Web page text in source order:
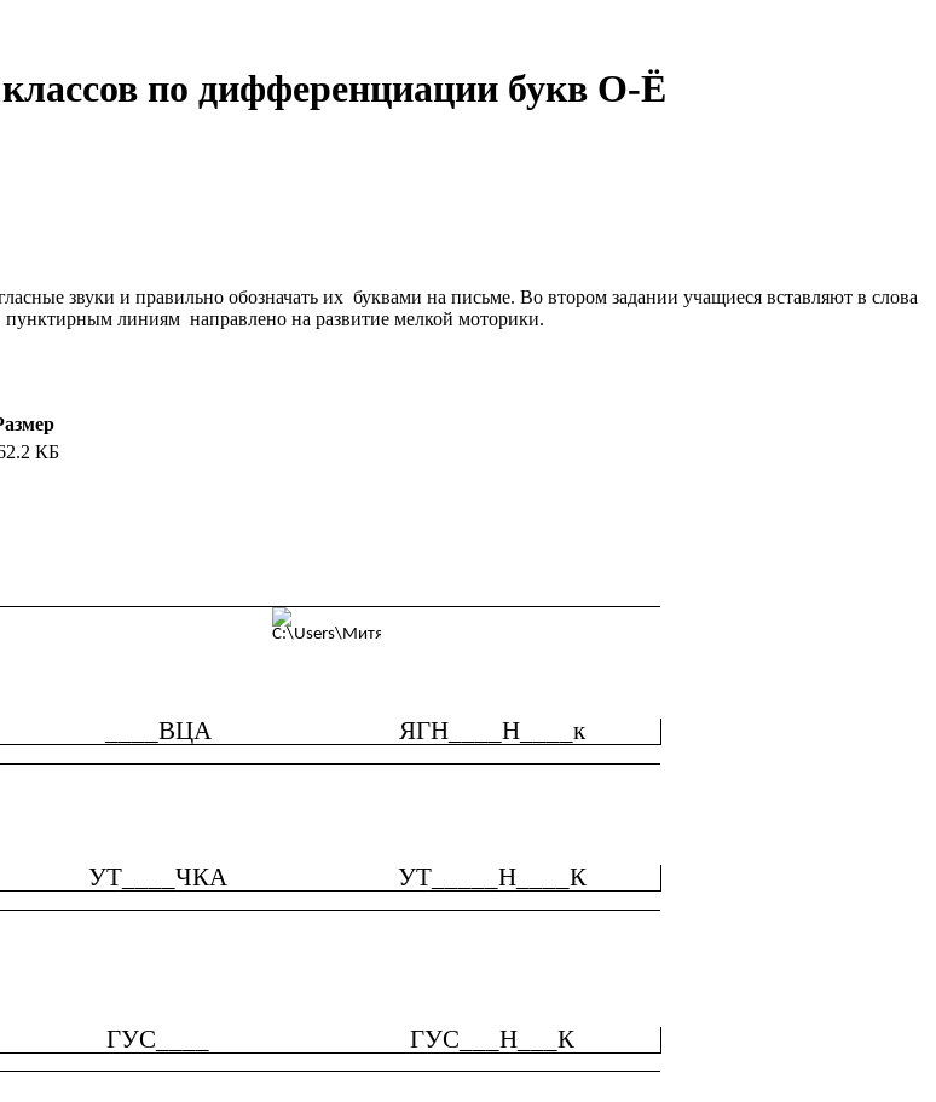
по дифференциации букв О-Ё
звуки и правильно обозначать их буквами на письме. Во втором задании учащиеся вставляют в слова
линиям направлено на развитие мелкой моторики.
КБ
____ВЦА ЯГН____Н____к
УТ____ЧКА УТ_____Н____К
ГУС____ ГУС___Н___К